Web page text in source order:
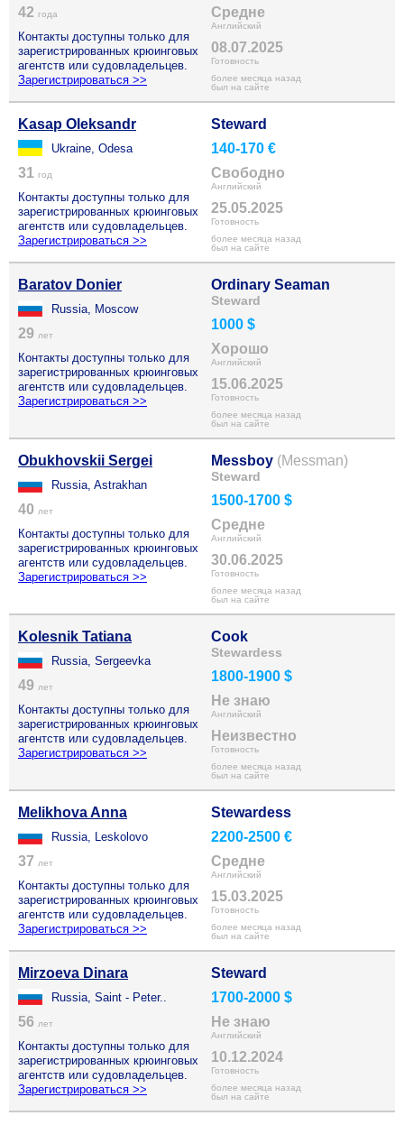
42 года
Контакты доступны только для
зарегистрированных крюинговых
агентств или судовладельцев.
Зарегистрироваться >>
Средне
Английский
08.07.2025
Готовность
более месяца назад
был на сайте
Kasap Oleksandr
Ukraine, Odesa
31 год
Контакты доступны только для
зарегистрированных крюинговых
агентств или судовладельцев.
Зарегистрироваться >>
Steward
140-170 €
Свободно
Английский
25.05.2025
Готовность
более месяца назад
был на сайте
Baratov Donier
Russia, Moscow
29 лет
Контакты доступны только для
зарегистрированных крюинговых
агентств или судовладельцев.
Зарегистрироваться >>
Ordinary Seaman
Steward
1000 $
Хорошо
Английский
15.06.2025
Готовность
более месяца назад
был на сайте
Obukhovskii Sergei
Russia, Astrakhan
40 лет
Контакты доступны только для
зарегистрированных крюинговых
агентств или судовладельцев.
Зарегистрироваться >>
Messboy (Messman)
Steward
1500-1700 $
Средне
Английский
30.06.2025
Готовность
более месяца назад
был на сайте
Kolesnik Tatiana
Russia, Sergeevka
49 лет
Контакты доступны только для
зарегистрированных крюинговых
агентств или судовладельцев.
Зарегистрироваться >>
Cook
Stewardess
1800-1900 $
Не знаю
Английский
Неизвестно
Готовность
более месяца назад
был на сайте
Melikhova Anna
Russia, Leskolovo
37 лет
Контакты доступны только для
зарегистрированных крюинговых
агентств или судовладельцев.
Зарегистрироваться >>
Stewardess
2200-2500 €
Средне
Английский
15.03.2025
Готовность
более месяца назад
был на сайте
Mirzoeva Dinara
Russia, Saint - Peter..
56 лет
Контакты доступны только для
зарегистрированных крюинговых
агентств или судовладельцев.
Зарегистрироваться >>
Steward
1700-2000 $
Не знаю
Английский
10.12.2024
Готовность
более месяца назад
был на сайте